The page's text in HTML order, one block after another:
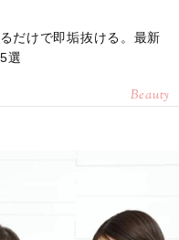
だけで即垢抜ける。最新
選
Beauty